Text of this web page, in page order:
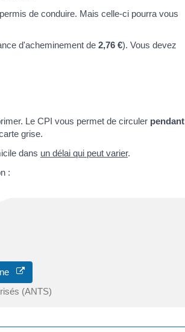
de conduire. Mais celle-ci pourra vous
d'acheminement de 2,76 €). Vous devez
Le CPI vous permet de circuler pendant
grise.
dans un délai qui peut varier.
:
(ANTS)